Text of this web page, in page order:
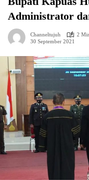
Administrator
Channeltujuh
2
30 September 2021